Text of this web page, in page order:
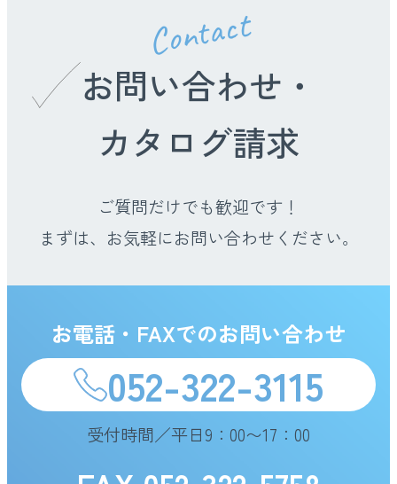
Contact
お問い合わせ・
カタログ請求
ご質問だけでも歓迎です！
まずは、お気軽にお問い合わせください。
お電話・FAXでのお問い合わせ
052-322-3115
受付時間／平日9：00〜17：00